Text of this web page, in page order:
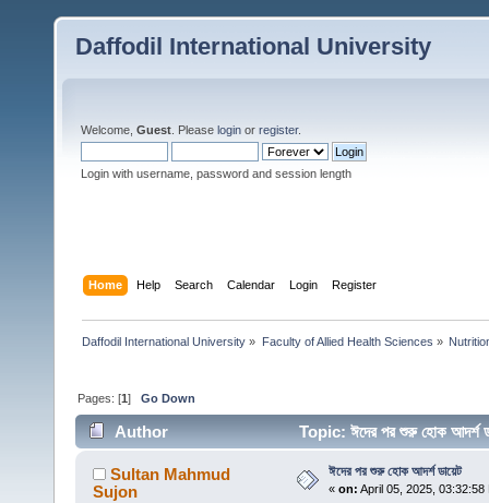
Daffodil International University
Welcome, Guest . Please login or register.
Login with username, password and session length
Home Help Search Calendar Login Register
Daffodil International University » Faculty of Allied Health Sciences »
Pages: [1]Go Down
Author Topic: ঈদের পর শুরু হোক
Sultan Mahmud
Sujon
ঈদের পর শুরু হোক আদর্শ ডায়েট
« on: April 05, 2025, 03:32:58